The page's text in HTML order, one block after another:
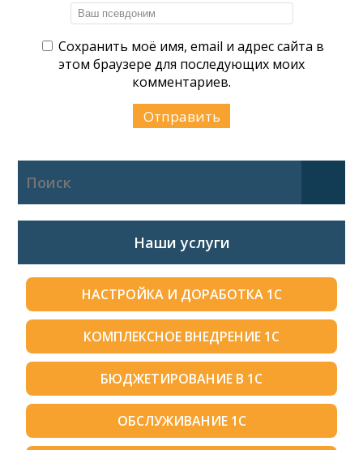
Сохранить моё имя, email и адрес сайта в
этом браузере для последующих моих
комментариев.
Наши услуги
НАСТРОЙКА И ДОРАБОТКА 1С
КОМПЛЕКСНОЕ ВНЕДРЕНИЕ 1С
БЮДЖЕТИРОВАНИЕ В 1С
ОБСЛУЖИВАНИЕ 1С